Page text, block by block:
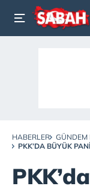
HABERLER
GÜNDEM
PKK’DA BÜYÜK